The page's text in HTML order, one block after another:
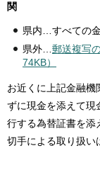
関
県内…すべての
県外… 郵送複写
74KB）
お近くに上記金融機
ずに現金を添えて現
行する為替証書を添
切手による取り扱い